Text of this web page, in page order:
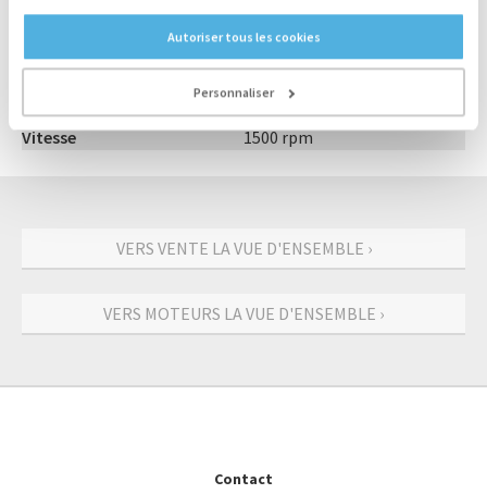
Autoriser tous les cookies
Personnaliser
M4027
Moteur
Deutz
BF6M1013EC
Sortie
153 kW
Vitesse
1500 rpm
VERS VENTE LA VUE D'ENSEMBLE ›
VERS MOTEURS LA VUE D'ENSEMBLE ›
Contact